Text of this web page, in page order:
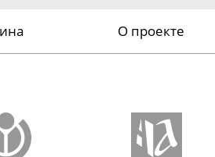
О проекте